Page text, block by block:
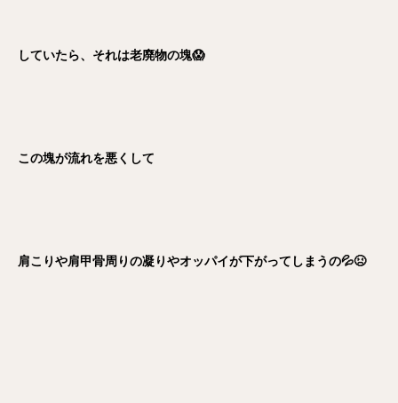
していたら、それは老廃物の塊😱
この塊が流れを悪くして
肩こりや肩甲骨周りの凝りやオッパイが下がってしまうの💦😣